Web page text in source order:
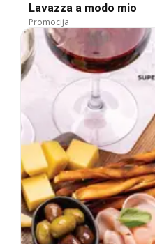
Lavazza a modo mio
Promocija